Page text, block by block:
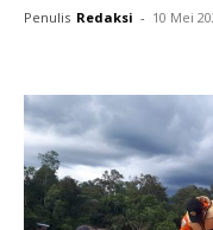
Penulis Redaksi - 10 Mei